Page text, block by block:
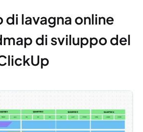
di lavagna online
di sviluppo del